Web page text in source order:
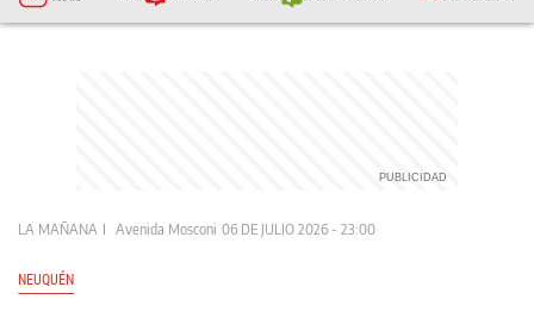
LA MAÑANA Avenida Mosconi 06 DE JULIO 2026 - 23:00
NEUQUÉN